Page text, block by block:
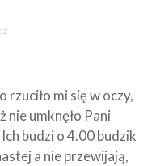
rzuciło mi się w oczy,
nie umknęło Pani
budzi o 4.00 budzik
a nie przewijają,